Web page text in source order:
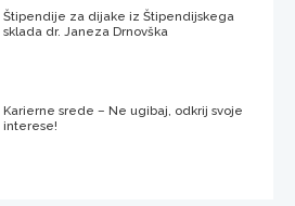
Štipendije za dijake iz Štipendijskega
sklada dr. Janeza Drnovška
Karierne srede – Ne ugibaj, odkrij svoje
interese!